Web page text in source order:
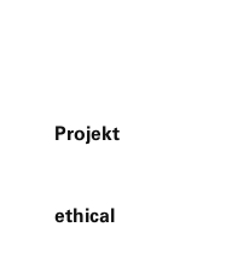
Projekt
ethical